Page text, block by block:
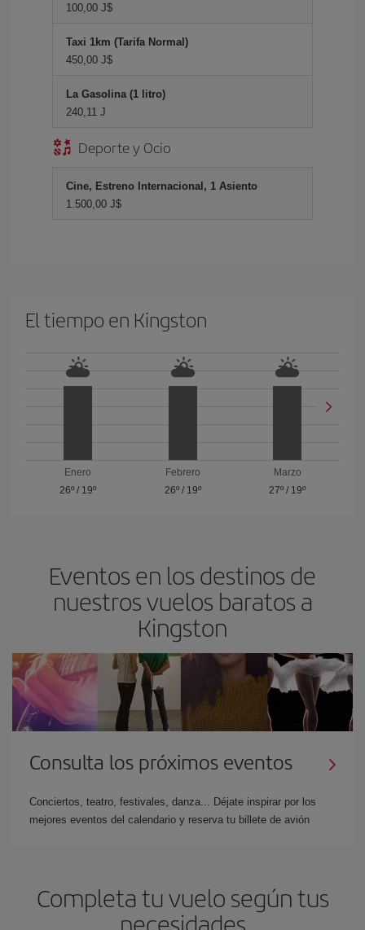
100,00 J$
Taxi 1km (Tarifa Normal)
450,00 J$
La Gasolina (1 litro)
240,11 J
Deporte y Ocio
Cine, Estreno Internacional, 1 Asiento
1.500,00 J$
El tiempo en Kingston
Enero
26º/ 19º
Febrero
26º/ 19º
Marzo
27º / 19º
Eventos en los destinos de
nuestros vuelos baratos a
Kingston
Consulta los próximos eventos
Conciertos, teatro, festivales, danza... Déjate inspirar por los
mejores eventos del calendario y reserva tu billete de avión
Completa tu vuelo según tus